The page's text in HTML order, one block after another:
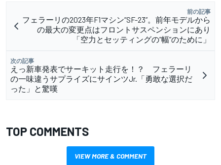
前の記事
フェラーリの2023年F1マシン”SF-23”。前年モデルから
の最大の変更点はフロントサスペンションにあり
「空力とセッティングの”幅”のために」
次の記事
えっ新車発表でサーキット走行を！？ フェラーリ
の一味違うサプライズにサインツJr.「勇敢な選択だ
った」と驚嘆
TOP COMMENTS
VIEW MORE & COMMENT